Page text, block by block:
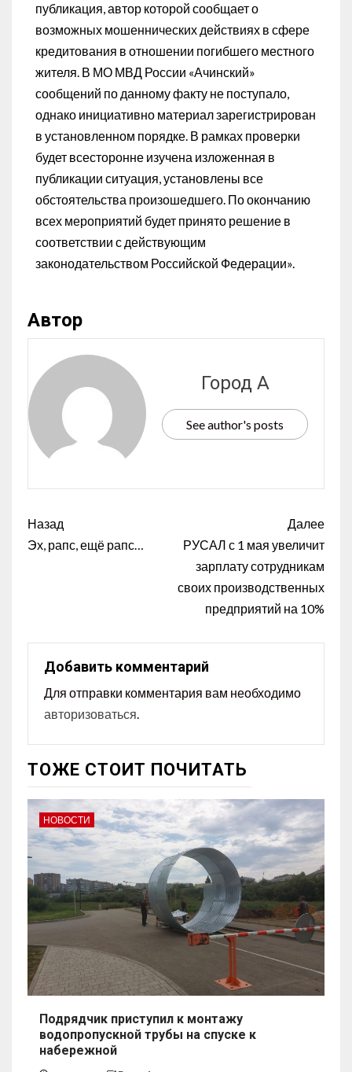
публикация, автор которой сообщает о
возможных мошеннических действиях в сфере
кредитования в отношении погибшего местного
жителя. В МО МВД России «Ачинский»
сообщений по данному факту не поступало,
однако инициативно материал зарегистрирован
в установленном порядке. В рамках проверки
будет всесторонне изучена изложенная в
публикации ситуация, установлены все
обстоятельства произошедшего. По окончанию
всех мероприятий будет принято решение в
соответствии с действующим
законодательством Российской Федерации».
Автор
Город А
See author's posts
Назад
Эх, рапс, ещё рапс…
Далее
РУСАЛ с 1 мая увеличит
зарплату сотрудникам
своих производственных
предприятий на 10%
Добавить комментарий
Для отправки комментария вам необходимо
авторизоваться.
ТОЖЕ СТОИТ ПОЧИТАТЬ
НОВОСТИ
Подрядчик приступил к монтажу
водопропускной трубы на спуске к
набережной